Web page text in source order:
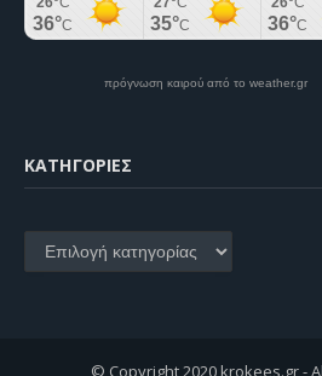
πρόγνωση καιρού από το weather.gr
KΑΤΗΓΟΡΊΕΣ
Kατηγορίες
© Copyright 2020 krokees.gr -